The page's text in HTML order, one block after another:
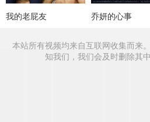
我的老屁友 乔妍的心事
本站所有视频均来自互联网收集而来
知我们，我们会及时删除其